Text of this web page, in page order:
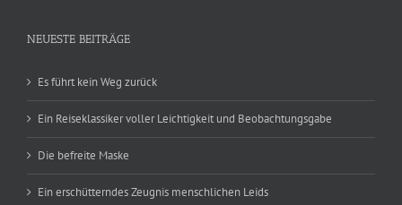
NEUESTE BEITRÄGE
Es führt kein Weg zurück
Ein Reiseklassiker voller Leichtigkeit und Beobachtungsgabe
Die befreite Maske
Ein erschütterndes Zeugnis menschlichen Leids